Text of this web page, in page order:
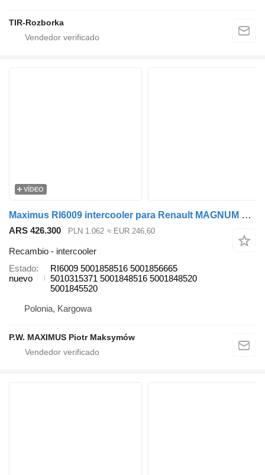
TIR-Rozborka
VÍDEO
Maximus RI6009 intercooler para Renault MAGNUM E-TECH camión
ARS 426.300 PLN 1.062 ≈ EUR 246,60
Recambio - intercooler
Estado
nuevo
RI6009 5001858516 5001856665
5010315371 5001848516 5001848520
5001845520
Polonia, Kargowa
P.W. MAXIMUS Piotr Maksymów